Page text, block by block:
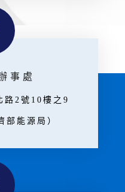
事處
路2號10樓之9
部能源局）